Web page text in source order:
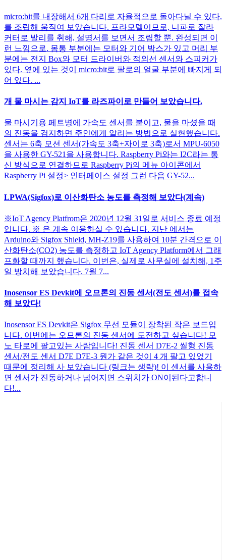
micro:bit를 내장해서 6개 다리로 자율적으로 돌아다닐 수 있다.
를 조립해 움직여 보았습니다. 프라모델이므로, 니파로 잘라
커터로 발리를 취해, 설명서를 보면서 조립할 뿐. 완성되면 이
런 느낌으로. 몸통 부분에는 모터와 기어 박스가 있고 머리 부
분에는 전지 Box와 모터 드라이버와 적외선 센서와 스피커가
있다. 옆에 있는 것이 micro:bit로 팔로의 얼굴 부분에 빠지게 되
어 있다. ...
개 물 마시는 감지 IoT를 라즈파이로 만들어 보았습니다.
물 마시기용 페트병에 가속도 센서를 붙이고, 물을 마셨을 때
의 진동을 검지하면 주인에게 알리는 방법으로 실현했습니다.
센서는 6축 모션 센서(가속도 3축+자이로 3축)로서 MPU-6050
을 사용한 GY-521을 사용합니다. Raspberry Pi와는 I2C라는 통
신 방식으로 연결하므로 Raspberry Pi의 메뉴 아이콘에서
Raspberry Pi 설정> 인터페이스 설정 그런 다음 GY-52...
LPWA(Sigfox)로 이산화탄소 농도를 측정해 보았다(계속)
※IoT Agency Platfrom은 2020년 12월 31일로 서비스 종료 예정
입니다. ※ 은 계속 이용하실 수 있습니다. 지난 에서는
Arduino와 Sigfox Shield, MH-Z19를 사용하여 10분 간격으로 이
산화탄소(CO2) 농도를 측정하고 IoT Agency Platform에서 그래
프화할 때까지 했습니다. 이번은, 실제로 사무실에 설치해, 1주
일 방치해 보았습니다. 7월 7...
Inosensor ES Devkit에 오므론의 진동 센서(전도 센서)를 접속
해 보았다!
Inosensor ES Devkit은 Sigfox 무선 모듈이 장착된 작은 보드입
니다. 이번에는 오므론의 진동 센서에 도전하고 싶습니다! 모
노 타로에 팔고있는 사람입니다! 진동 센서 D7E-2 씰형 진동
센서/전도 센서 D7E D7E-3 뭔가 같은 것이 4 개 팔고 있었기
때문에 정리해 사 보았습니다 (링크는 생략)! 이 센서를 사용하
면 센서가 진동하거나 넘어지면 스위치가 ON이된다고합니
다!...